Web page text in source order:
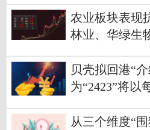
农业板块表现
林业、华绿生
贝壳拟回港“
为“2423”将以
从三个维度“